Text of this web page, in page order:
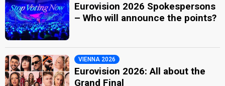
Eurovision 2026 Spokespersons
– Who will announce the points?
VIENNA 2026
Eurovision 2026: All about the
Grand Final